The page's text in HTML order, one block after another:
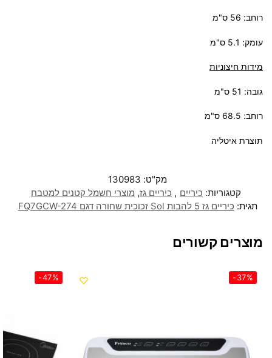
רוחב: 56 ס"מ
עומק: 5.1 ס"מ
מידות חיצוניות
גובה: 51 ס"מ
רוחב: 68.5 ס"מ
תוצרת איטליה
מק"ט: 130983
קטגוריות: כיריים , כיריים גז, מוצרי חשמל קטנים למטבח
תגית: כיריים גז 5 להבות Sol זכוכית שחורה דגם FQ7GCW-274
מוצרים קשורים
-37%
-47%